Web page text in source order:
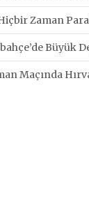
Zaman
Büyük
Maçında